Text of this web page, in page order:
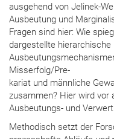
ausgehend von Jelinek-
Ausbeutung und
Fragen sind hier: Wie
dargestellte
Misserfolg/Pre-
kariat und männliche
zusammen? Hier wird vor
Ausbeutungs- und
Methodisch setzt der